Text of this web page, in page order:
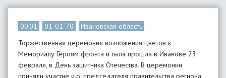
00:01 01-01-70
Ивановская область
Торжественная церемония возложения цветов к
Мемориалу Героям фронта и тыла прошла в Иванове 23
февраля, в День защитника Отечества. В церемонии
приняли участие и.о. председателя правительства региона